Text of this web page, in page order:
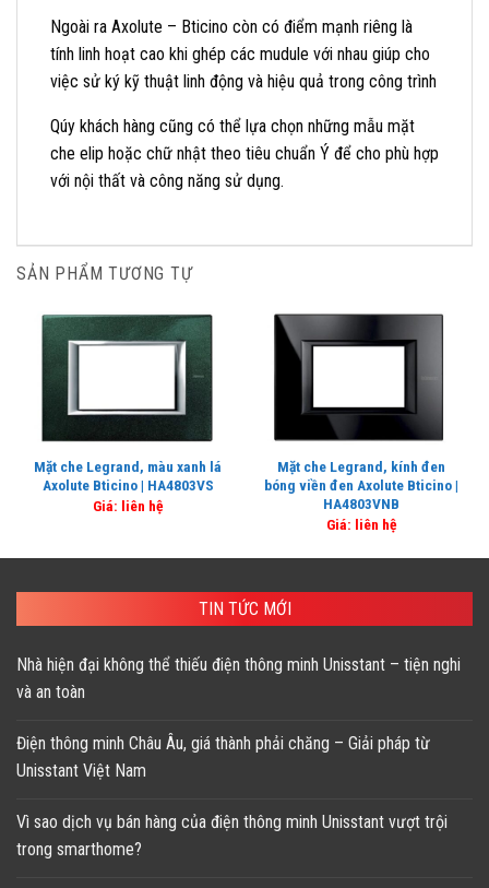
Ngoài ra Axolute – Bticino còn có điểm mạnh riêng là
tính linh hoạt cao khi ghép các mudule với nhau giúp cho
việc sử ký kỹ thuật linh động và hiệu quả trong công trình
Qúy khách hàng cũng có thể lựa chọn những mẫu mặt
che elip hoặc chữ nhật theo tiêu chuẩn Ý để cho phù hợp
với nội thất và công năng sử dụng.
SẢN PHẨM TƯƠNG TỰ
Mặt che Legrand, màu xanh lá
Axolute Bticino | HA4803VS
Giá: liên hệ
Mặt che Legrand, kính đen
bóng viền đen Axolute Bticino |
HA4803VNB
Giá: liên hệ
TIN TỨC MỚI
Nhà hiện đại không thể thiếu điện thông minh Unisstant – tiện nghi
và an toàn
Điện thông minh Châu Âu, giá thành phải chăng – Giải pháp từ
Unisstant Việt Nam
Vì sao dịch vụ bán hàng của điện thông minh Unisstant vượt trội
trong smarthome?